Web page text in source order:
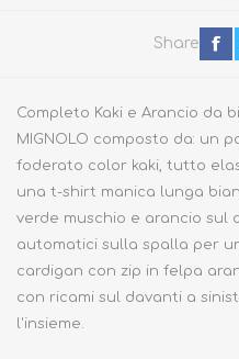
Share
Completo Kaki e Arancio da
MIGNOLO composto da: un
foderato color kaki, tutto
una t-shirt manica lunga
verde muschio e arancio sul
automatici sulla spalla per
cardigan con zip in felpa
con ricami sul davanti a
l'insieme.